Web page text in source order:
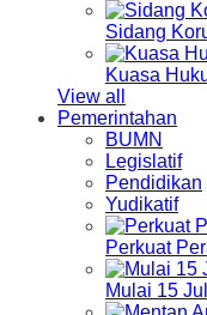
Sidang
Kuasa
View all
Pemerintahan
BUMN
Legislatif
Pendidikan
Yudikatif
Perkuat
Mulai 15